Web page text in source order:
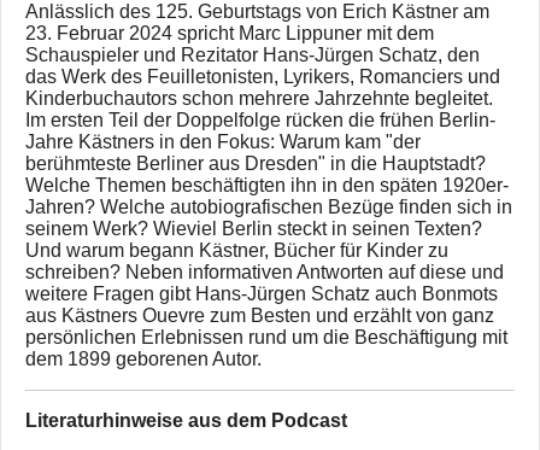
Anlässlich des 125. Geburtstags von Erich Kästner am
23. Februar 2024 spricht Marc Lippuner mit dem
Schauspieler und Rezitator Hans-Jürgen Schatz, den
das Werk des Feuilletonisten, Lyrikers, Romanciers und
Kinderbuchautors schon mehrere Jahrzehnte begleitet.
Im ersten Teil der Doppelfolge rücken die frühen Berlin-
Jahre Kästners in den Fokus: Warum kam "der
berühmteste Berliner aus Dresden" in die Hauptstadt?
Welche Themen beschäftigten ihn in den späten 1920er-
Jahren? Welche autobiografischen Bezüge finden sich in
seinem Werk? Wieviel Berlin steckt in seinen Texten?
Und warum begann Kästner, Bücher für Kinder zu
schreiben? Neben informativen Antworten auf diese und
weitere Fragen gibt Hans-Jürgen Schatz auch Bonmots
aus Kästners Ouevre zum Besten und erzählt von ganz
persönlichen Erlebnissen rund um die Beschäftigung mit
dem 1899 geborenen Autor.
Literaturhinweise aus dem Podcast